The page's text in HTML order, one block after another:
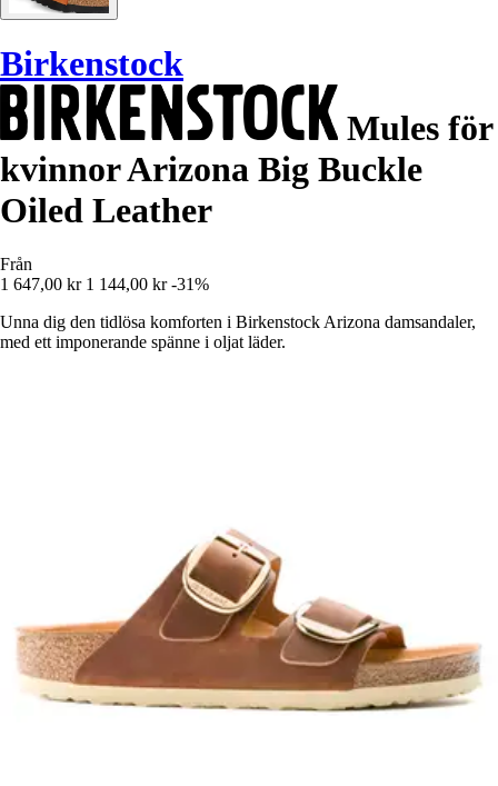
Birkenstock
Mules för
kvinnor Arizona Big Buckle
Oiled Leather
Från
1 647,00 kr 1 144,00 kr -31%
Unna dig den tidlösa komforten i Birkenstock Arizona damsandaler,
med ett imponerande spänne i oljat läder.